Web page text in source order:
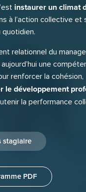
instaurer un climat
à l’action collective et
relationnel du
une
renforcer la cohésion,
le développement
la performance
stagiaire
PDF